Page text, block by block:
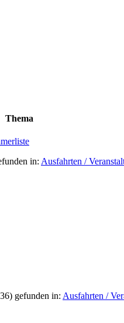
Thema
in: Ausfahrten /
gefunden in: Ausfahrten /